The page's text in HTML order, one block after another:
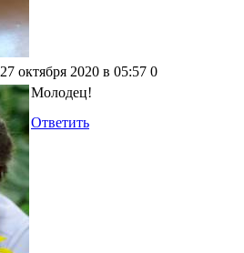
27 октября 2020 в 05:57 0
Молодец!
Ответить